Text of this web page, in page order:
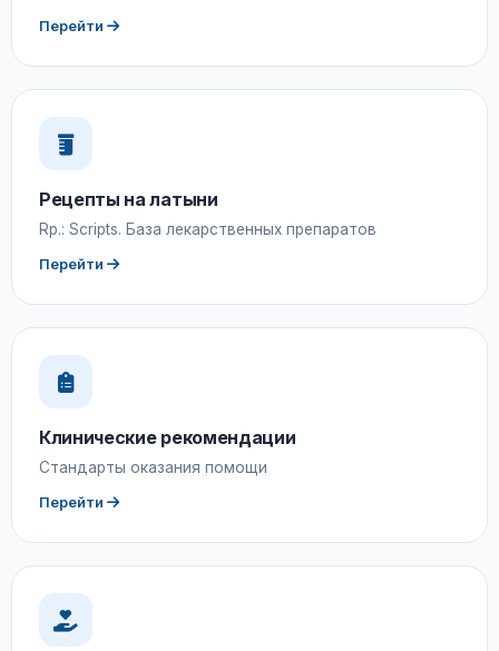
Перейти
Рецепты на латыни
Rp.: Scripts. База лекарственных препаратов
Перейти
Клинические рекомендации
Стандарты оказания помощи
Перейти